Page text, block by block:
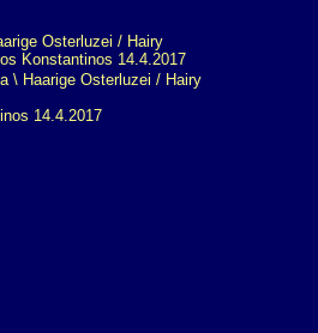
\ Haarige Osterluzei / Hairy
14.4.2017